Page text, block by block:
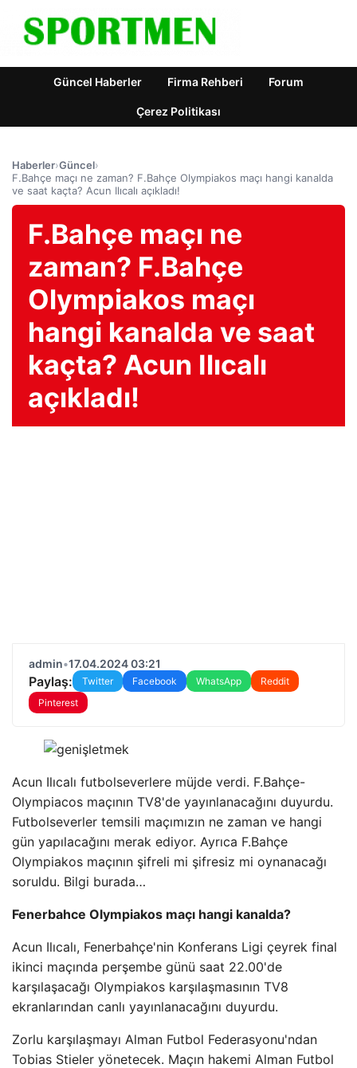
Güncel Haberler Firma Rehberi Forum
Çerez Politikası
Haberler›Güncel›
F.Bahçe maçı ne zaman? F.Bahçe Olympiakos maçı hangi kanalda
ve saat kaçta? Acun Ilıcalı açıkladı!
F.Bahçe maçı ne
zaman? F.Bahçe
Olympiakos maçı
hangi kanalda ve saat
kaçta? Acun Ilıcalı
açıkladı!
admin•17.04.2024 03:21
Paylaş: Twitter Facebook WhatsApp
Reddit
Pinterest
Acun Ilıcalı futbolseverlere müjde verdi. F.Bahçe-
Olympiacos maçının TV8'de yayınlanacağını duyurdu.
Futbolseverler temsili maçımızın ne zaman ve hangi
gün yapılacağını merak ediyor. Ayrıca F.Bahçe
Olympiakos maçının şifreli mi şifresiz mi oynanacağı
soruldu. Bilgi burada…
Fenerbahce Olympiakos maçı hangi kanalda?
Acun Ilıcalı, Fenerbahçe'nin Konferans Ligi çeyrek final
ikinci maçında perşembe günü saat 22.00'de
karşılaşacağı Olympiakos karşılaşmasının TV8
ekranlarından canlı yayınlanacağını duyurdu.
Zorlu karşılaşmayı Alman Futbol Federasyonu'ndan
Tobias Stieler yönetecek. Maçın hakemi Alman Futbol